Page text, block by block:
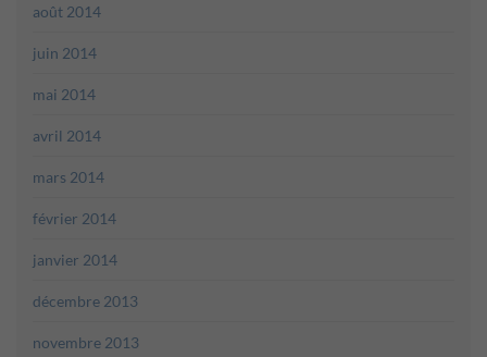
août 2014
juin 2014
mai 2014
avril 2014
mars 2014
février 2014
janvier 2014
décembre 2013
novembre 2013